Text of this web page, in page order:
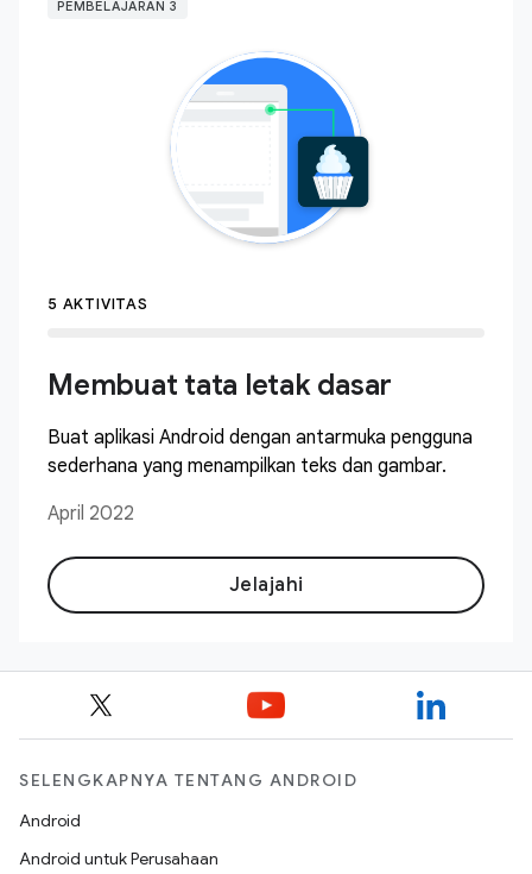
PEMBELAJARAN 3
5 AKTIVITAS
Membuat tata letak dasar
Buat aplikasi Android dengan antarmuka pengguna
sederhana yang menampilkan teks dan gambar.
April 2022
Jelajahi
SELENGKAPNYA TENTANG ANDROID
Android
Android untuk Perusahaan